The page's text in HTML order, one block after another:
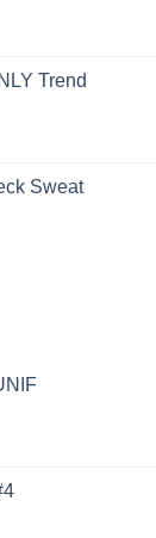
Trend
Sweat